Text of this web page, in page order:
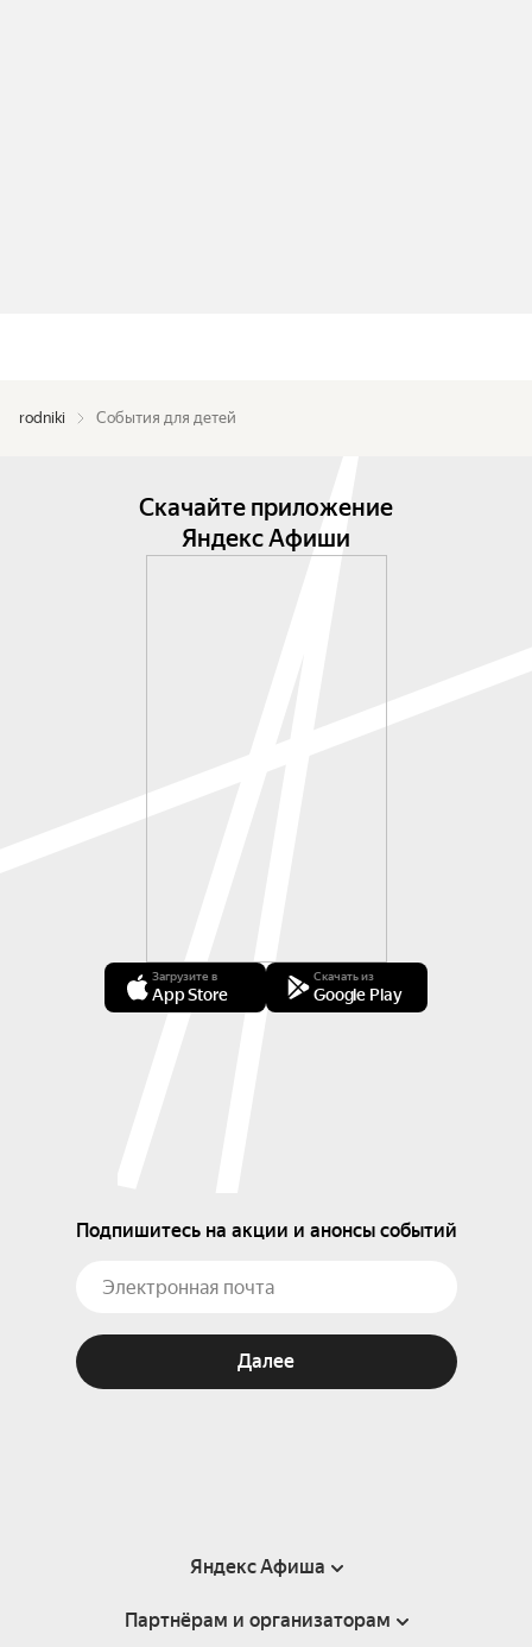
rodniki События для детей
Скачайте приложение
Яндекс Афиши
Загрузите в
App Store
Скачать из
Google Play
Подпишитесь на акции и анонсы событий
Далее
Яндекс Афиша
Справка
Партнёрам и организаторам